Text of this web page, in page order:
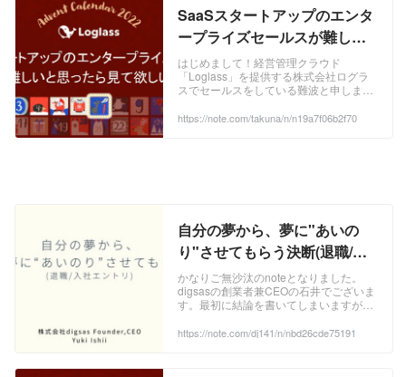
SaaSスタートアップのエンタ
ープライズセールスが難しい
と思ったら見て欲しい話｜な
んばたくろー｜note
はじめまして！経営管理クラウド
「Loglass」を提供する株式会社ログラ
スでセールスをしている難波と申しま
ーム Advent Calendar 2022】 の7日目
https://note.com/takuna/n/n19a7f06b2f70
自分の夢から、夢に"あいの
り"させてもらう決断(退職/入
社エントリ)｜DJ141｜note
かなりご無沙汰のnoteとなりました。
digsasの創業者兼CEOの石井でございま
す。最初に結論を書いてしまいますが、
たします。それと同時に、2022年6月よ
https://note.com/dj141/n/nbd26cde75191